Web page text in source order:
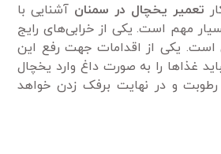
تعمیر یخچال در سمنان آشنایی با
مهم است. یکی از خرابی‌های رایج
است. یکی از اقدامات جهت رفع این
غذاها را به صورت داغ وارد یخچال
رطوبت و در نهایت برفک زدن خواهد